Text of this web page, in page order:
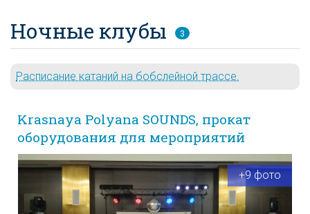
Ночные клубы 3
Расписание катаний на бобслейной трассе.
Krasnaya Polyana SOUNDS, прокат
оборудования для мероприятий
+9 фото